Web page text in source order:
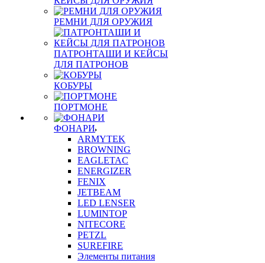
РЕМНИ ДЛЯ ОРУЖИЯ
ПАТРОНТАШИ И КЕЙСЫ
ДЛЯ ПАТРОНОВ
КОБУРЫ
ПОРТМОНЕ
ФОНАРИ
ARMYTEK
BROWNING
EAGLETAC
ENERGIZER
FENIX
JETBEAM
LED LENSER
LUMINTOP
NITECORE
PETZL
SUREFIRE
Элементы питания